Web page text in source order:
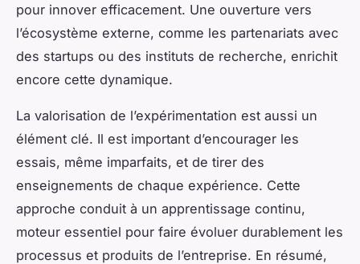
pour innover efficacement. Une ouverture vers
l’écosystème externe, comme les partenariats avec
des startups ou des instituts de recherche, enrichit
encore cette dynamique.
La valorisation de l’expérimentation est aussi un
élément clé. Il est important d’encourager les
essais, même imparfaits, et de tirer des
enseignements de chaque expérience. Cette
approche conduit à un apprentissage continu,
moteur essentiel pour faire évoluer durablement les
processus et produits de l’entreprise. En résumé,